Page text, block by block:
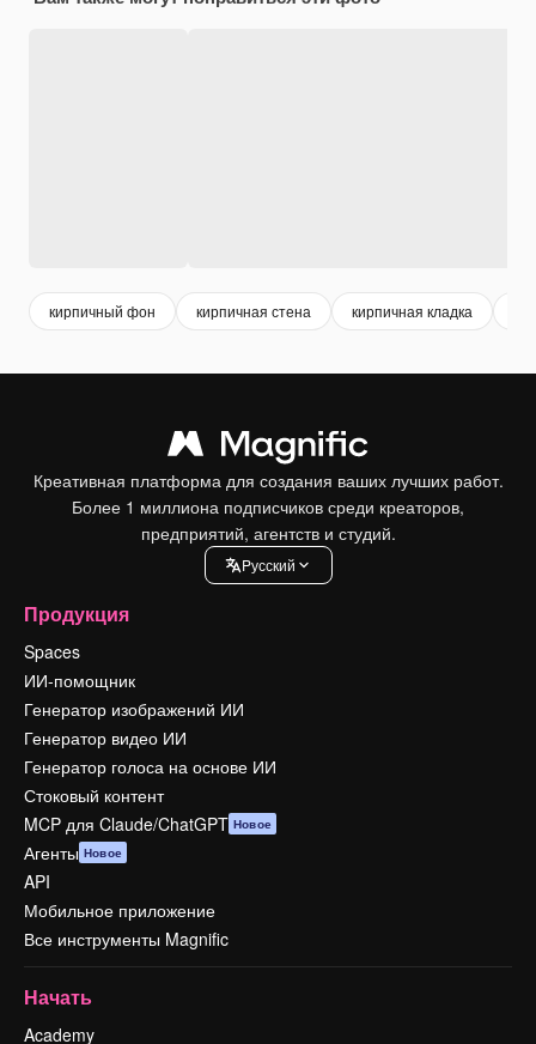
кирпичный фон кирпичная стена кирпичная кладка
Креативная платформа для создания ваших лучших работ.
Более 1 миллиона подписчиков среди креаторов,
предприятий, агентств и студий.
Pусский
Продукция
Spaces
ИИ-помощник
Генератор изображений ИИ
Генератор видео ИИ
Генератор голоса на основе ИИ
Стоковый контент
MCP для Claude/ChatGPT Новое
Агенты Новое
API
Мобильное приложение
Все инструменты Magnific
Начать
Academy